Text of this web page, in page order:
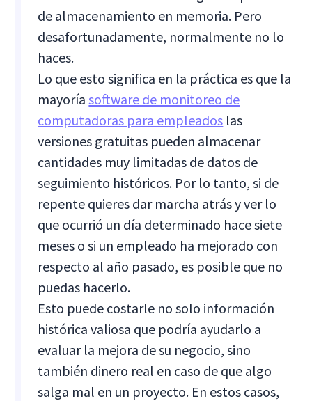
de almacenamiento en memoria. Pero
desafortunadamente, normalmente no lo
haces.
Lo que esto significa en la práctica es que la
mayoríasoftware de monitoreo de
computadoras para empleados las
versiones gratuitas pueden almacenar
cantidades muy limitadas de datos de
seguimiento históricos. Por lo tanto, si de
repente quieres dar marcha atrás y ver lo
que ocurrió un día determinado hace siete
meses o si un empleado ha mejorado con
respecto al año pasado, es posible que no
puedas hacerlo.
Esto puede costarle no solo información
histórica valiosa que podría ayudarlo a
evaluar la mejora de su negocio, sino
también dinero real en caso de que algo
salga mal en un proyecto. En estos casos,